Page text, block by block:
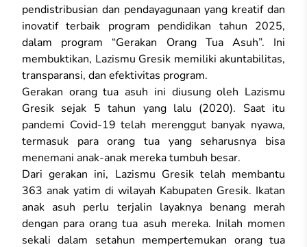
pendistribusian dan pendayagunaan yang kreatif dan
inovatif terbaik program pendidikan tahun 2025,
dalam program “Gerakan Orang Tua Asuh”. Ini
membuktikan, Lazismu Gresik memiliki akuntabilitas,
transparansi, dan efektivitas program.
Gerakan orang tua asuh ini diusung oleh Lazismu
Gresik sejak 5 tahun yang lalu (2020). Saat itu
pandemi Covid-19 telah merenggut banyak nyawa,
termasuk para orang tua yang seharusnya bisa
menemani anak-anak mereka tumbuh besar.
Dari gerakan ini, Lazismu Gresik telah membantu
363 anak yatim di wilayah Kabupaten Gresik. Ikatan
anak asuh perlu terjalin layaknya benang merah
dengan para orang tua asuh mereka. Inilah momen
sekali dalam setahun mempertemukan orang tua